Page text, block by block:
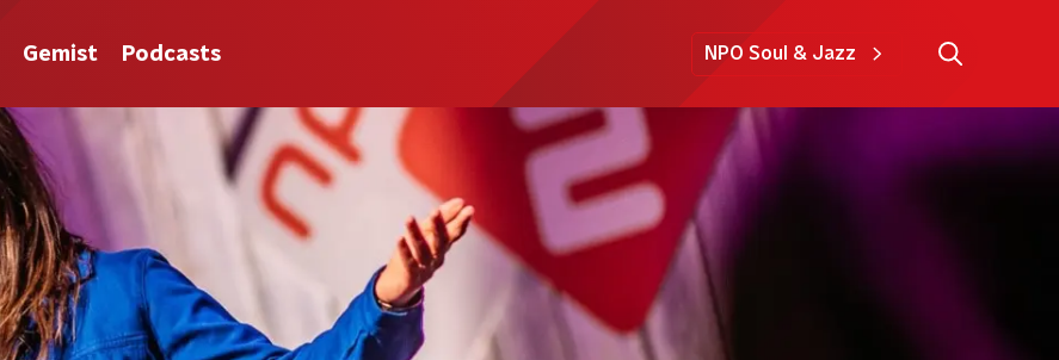
Gemist Podcasts NPO Soul & Jazz